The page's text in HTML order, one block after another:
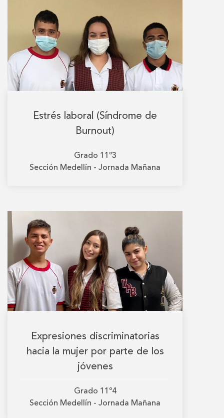
Estrés laboral (Síndrome de
Burnout)
Grado 11º3
Sección Medellín - Jornada Mañana
Expresiones discriminatorias
hacia la mujer por parte de los
jóvenes
Grado 11º4
Sección Medellín - Jornada Mañana